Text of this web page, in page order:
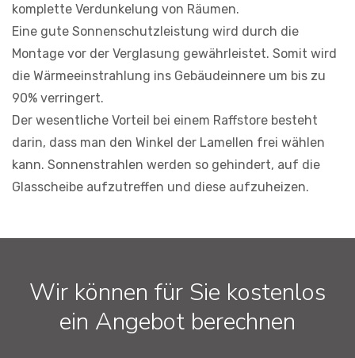
komplette Verdunkelung von Räumen.
Eine gute Sonnenschutzleistung wird durch die
Montage vor der Verglasung gewährleistet. Somit wird
die Wärmeeinstrahlung ins Gebäudeinnere um bis zu
90% verringert.
Der wesentliche Vorteil bei einem Raffstore besteht
darin, dass man den Winkel der Lamellen frei wählen
kann. Sonnenstrahlen werden so gehindert, auf die
Glasscheibe aufzutreffen und diese aufzuheizen.
Wir können für Sie kostenlos
ein Angebot berechnen